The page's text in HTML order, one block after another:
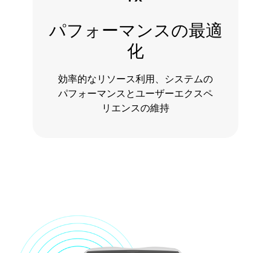
パフォーマンスの最適
化
効率的なリソース利用、システムの
パフォーマンスとユーザーエクスペ
リエンスの維持